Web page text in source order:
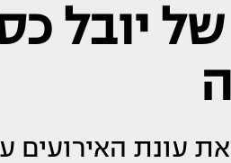
יובל
עונת האירועים